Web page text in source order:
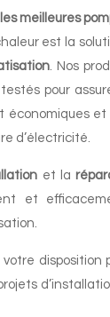
les meilleures
est la
. Nos
pour
économiques
d’électricité.
et la
et
disposition